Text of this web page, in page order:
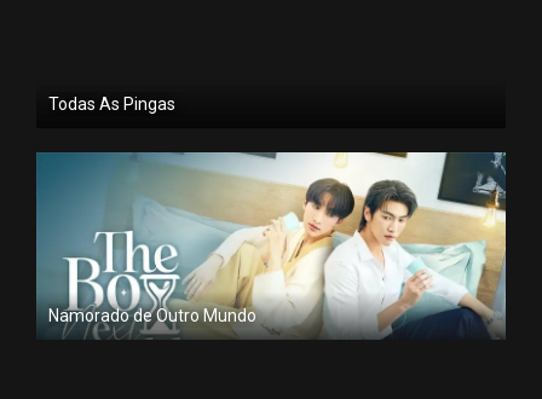
Todas As Pingas
Namorado de Outro Mundo